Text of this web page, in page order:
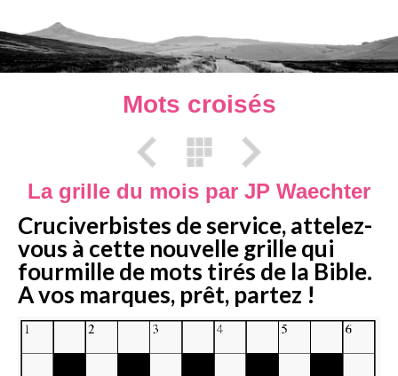
Mots croisés
La grille du mois par JP Waechter
Cruciverbistes de service, attelez-
vous à cette nouvelle grille qui
fourmille de mots tirés de la Bible.
A vos marques, prêt, partez !